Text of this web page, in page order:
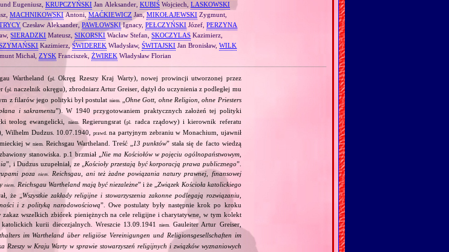
Eugeniusz, KRUPCZYŃSKI Jan Aleksander, KUBIŚWojciech, LASKOWSKI
MACHNIKOWSKIAntoni, MAĆKIEWICZ Jan,MIKOŁAJEWSKIZygmunt,
Czesław Aleksander,PAWŁOWSKIIgnacy,PEŁCZYŃSKI Józef,PERZYNA
SIERADZKI Mateusz,SIKORSKI Wacław Stefan,SKOCZYLAS Kazimierz,
Kazimierz,ŚWIDEREK Władysław,ŚWITAJSKI Jan Bronisław,WILK
Michał, ZYSKFranciszek, ŻWIREKWładysław Florian
Wartheland (pl.
Okręg Rzeszy Kraj Warty), nowej prowincji utworzonej przez
(pl.
naczelnik okręgu), zbrodniarz Artur Greiser, dążył do uczynienia z podległej mu
z filarów jego polityki był postulat niem.
Ohne Gott, ohne Religion, ohne Priesters
i sakramentu”). W 1940 przygotowaniem praktycznych założeń tej polityki
teolog ewangelicki, niem. Regierungsrat (pl.
radca rządowy) i kierownik referatu
Wilhelm Dudzus. 10.07.1940, prawd.
na partyjnym zebraniu w Monachium, ujawnił
w niem. Reichsgau Wartheland. Treść „ 13 punktów” stała się de facto wiedzą
stanowiska. p.1 brzmiał „ Nie ma Kościołów w pojęciu ogólnopaństwowym,
”, i Dudzus uzupełniał, ze „ Kościoły przestają być korporacją prawa publicznego”.
poza niem.
Reichsgau, ani też żadne powiązania natury prawnej, finansowej
niem. Reichsgau Wartheland mają być niezależne” i że „Związek Kościoła katolickiego
że „ Wszystkie zakłady religijne i stowarzyszenia zakonne podlegają rozwiązaniu,
i z polityką narodowościową”. Owe postulaty były następnie krok po kroku
wszelkich zbiórek pieniężnych na cele religijne i charytatywne, w tym kolekt
katolickich kurii diecezjalnych. Wreszcie 13.09.1941niem.
Gauleiter Artur Greiser,
im Wartheland über religiöse Vereinigungen und Religionsgesellschaften im
Rzeszy w Kraju Warty w sprawie stowarzyszeń religijnych i związków wyznaniowych